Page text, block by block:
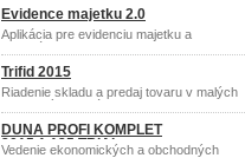
Evidence majetku 2.0
Aplikácia pre evidenciu majetku a
materiálu v MS Excel.
Trifid 2015
Riadenie skladu a predaj tovaru v malých
a stredných firmách.
DUNA PROFI KOMPLET
2015.1.125 TRIAL
Vedenie ekonomických a obchodných